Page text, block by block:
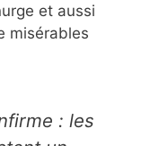
et aussi
misérables
: les